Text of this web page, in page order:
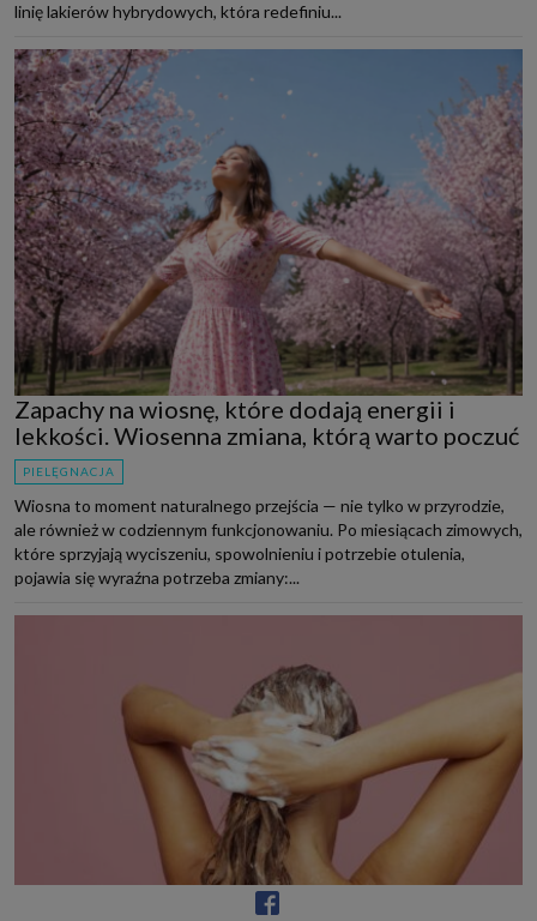
linię lakierów hybrydowych, która redefiniu...
Zapachy na wiosnę, które dodają energii i
lekkości. Wiosenna zmiana, którą warto poczuć
PIELĘGNACJA
Wiosna to moment naturalnego przejścia — nie tylko w przyrodzie,
ale również w codziennym funkcjonowaniu. Po miesiącach zimowych,
które sprzyjają wyciszeniu, spowolnieniu i potrzebie otulenia,
pojawia się wyraźna potrzeba zmiany:...